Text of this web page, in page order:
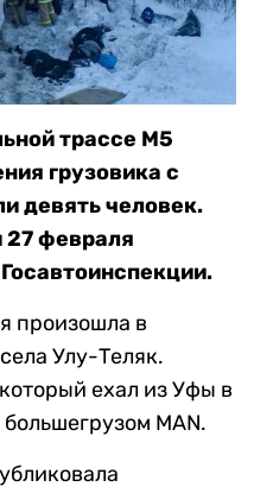
трассе М5
грузовика с
девять человек.
февраля
произошла в
Улу-Теляк.
ехал из Уфы в
MAN.